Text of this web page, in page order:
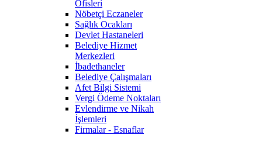
Ofisleri
Nöbetçi Eczaneler
Sağlık Ocakları
Devlet Hastaneleri
Belediye Hizmet
Merkezleri
İbadethaneler
Belediye Çalışmaları
Afet Bilgi Sistemi
Vergi Ödeme Noktaları
Evlendirme ve Nikah
İşlemleri
Firmalar - Esnaflar